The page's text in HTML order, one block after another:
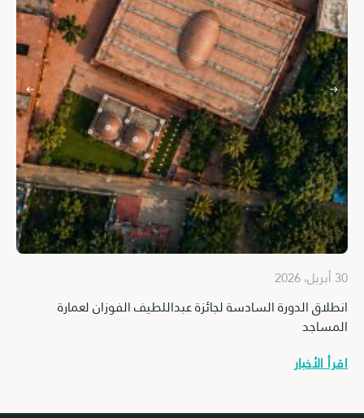
الدورة السادسة لجائزة عبداللطيف الفوزان لعمارة كافة